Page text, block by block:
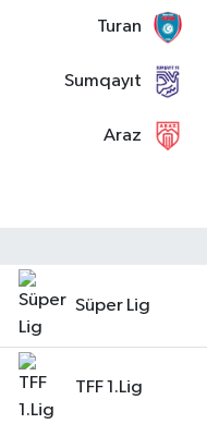
Turan
Sumqayıt
Araz
Süper Lig
TFF 1.Lig
Tarım ve Ekonomi